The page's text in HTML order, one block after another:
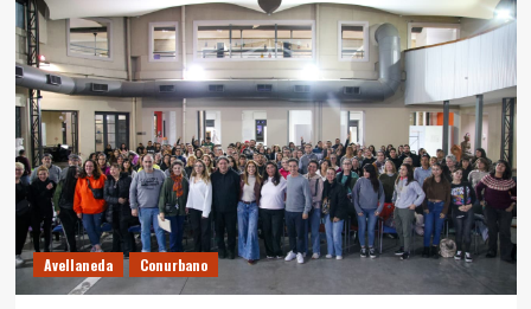
Avellaneda Conurbano